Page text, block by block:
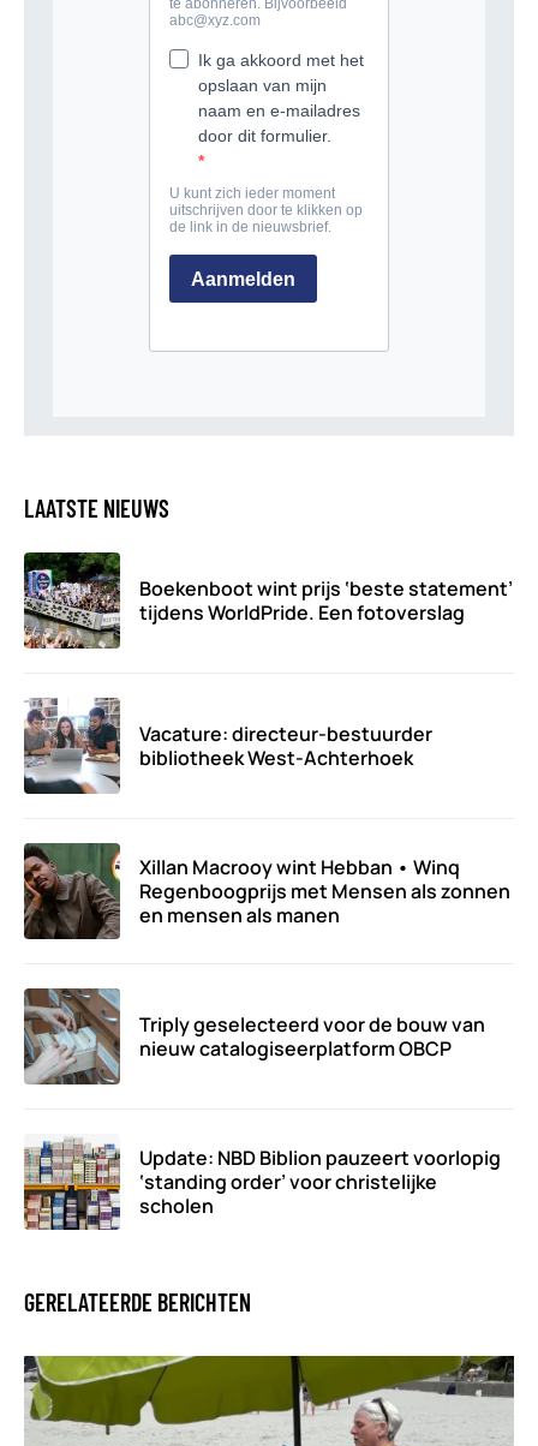
LAATSTE NIEUWS
Boekenboot wint prijs ‘beste statement’
tijdens WorldPride. Een fotoverslag
Vacature: directeur-bestuurder
bibliotheek West-Achterhoek
Xillan Macrooy wint Hebban • Winq
Regenboogprijs met Mensen als zonnen
en mensen als manen
Triply geselecteerd voor de bouw van
nieuw catalogiseerplatform OBCP
Update: NBD Biblion pauzeert voorlopig
‘standing order’ voor christelijke
scholen
GERELATEERDE BERICHTEN